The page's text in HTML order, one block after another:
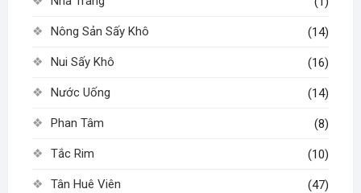
Nông Sản Sấy Khô (14)
Nui Sấy Khô (16)
Nước Uống (14)
Phan Tâm (8)
Tắc Rim (10)
Tân Huê Viên (47)